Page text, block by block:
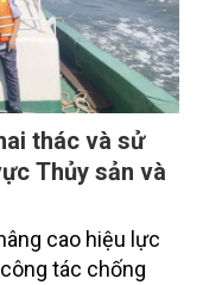
thác và sử
Thủy sản và
cao hiệu lực
tác chống